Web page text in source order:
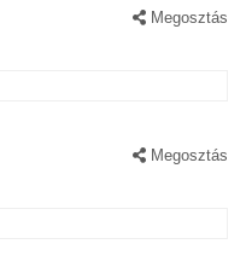
Megosztás
Megosztás